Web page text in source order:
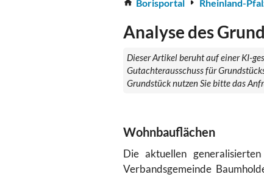
Borisportal Rheinland-
Analyse des
Dieser Artikel beruht auf einer KI-
Gutachterausschuss für
Grundstück nutzen Sie bitte das
Wohnbauflächen
Die aktuellen
Verbandsgemeinde